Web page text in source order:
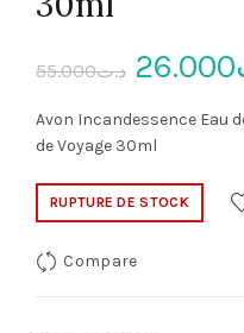
د.ت55.000
Le
prix
était :
26.000
Avon Incandessence Eau
de Voyage 30ml
RUPTURE DE STOCK
Compare